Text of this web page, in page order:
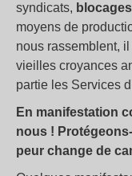
syndicats,
moyens de
nous rassemblent,
vieilles croyances
partie les Services
En manifestation
nous !
peur change de